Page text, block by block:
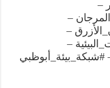
–
–
–
–
#شبكة_بيئة_أبوظبي